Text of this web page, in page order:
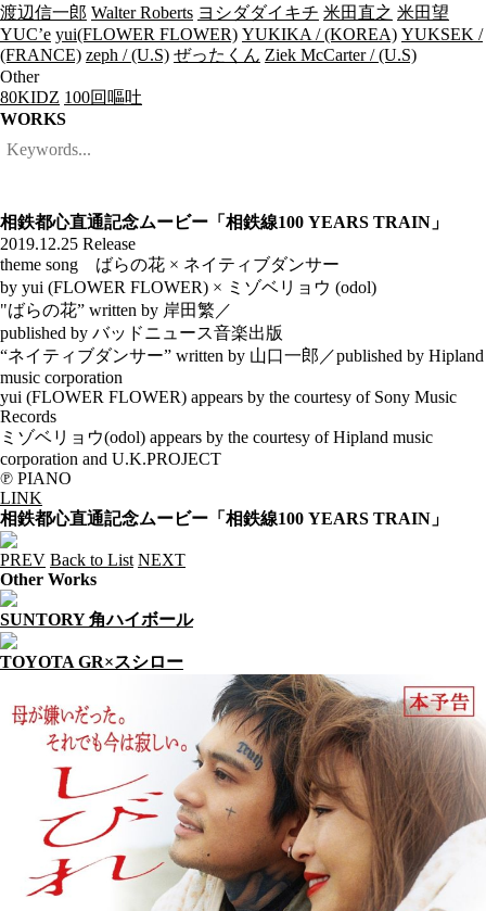
渡辺信一郎 Walter Roberts ヨシダダイキチ 米田直之 米田望
YUC’e yui(FLOWER FLOWER) YUKIKA / (KOREA) YUKSEK /
(FRANCE) zeph / (U.S) ぜったくん Ziek McCarter / (U.S)
Other
80KIDZ 100回嘔吐
WORKS
相鉄都心直通記念ムービー「相鉄線100 YEARS TRAIN」
2019.12.25 Release
theme song ばらの花 × ネイティブダンサー
by yui (FLOWER FLOWER) × ミゾベリョウ (odol)
"ばらの花” written by 岸田繁／
published by バッドニュース音楽出版
“ネイティブダンサー” written by 山口一郎／published by Hipland
music corporation
yui (FLOWER FLOWER) appears by the courtesy of Sony Music
Records
ミゾベリョウ(odol) appears by the courtesy of Hipland music
corporation and U.K.PROJECT
℗ PIANO
LINK
相鉄都心直通記念ムービー「相鉄線100 YEARS TRAIN」
PREV Back to List NEXT
Other Works
SUNTORY 角ハイボール
TOYOTA GR×スシロー